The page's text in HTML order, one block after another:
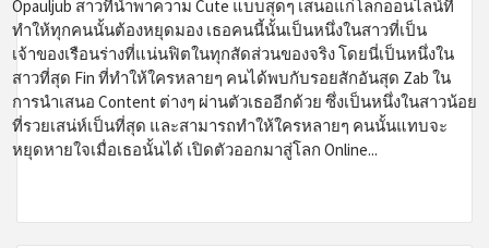
Opauljub สาวที่นำพาความ Cute แบบสุดๆ เสนอแก่โลกออนไลน์ที่
ทำให้ทุกคนนั้นต้องหยุดมอง เธอคนนี้นั้นเป็นหนึ่งในสาวที่เป็น
เจ้าของเรือนร่างที่แน่นฟิตในทุกสัดส่วนของจริง โดยนี่เป็นหนึ่งใน
สาวที่สุด Fin ที่ทำให้ใครหลายๆ คนได้พบกับรอยสักอันสุด Zab ใน
การนำเสนอ Content ต่างๆ ผ่านตัวเธออีกด้วย ซึ่งเป็นหนึ่งในสาวน้อย
ที่รวยเสน่ห์เป็นที่สุด และสามารถทำให้ใครหลายๆ คนนั้นแทบจะ
หยุดหายใจเมื่อเธอนั้นได้ เปิดตัวออกมาสู่โลก Online...